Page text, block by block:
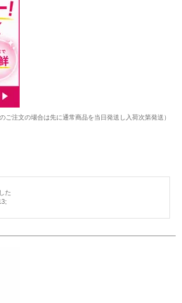
ご注文の場合は先に通常商品を当日発送し入荷次第発送）
た